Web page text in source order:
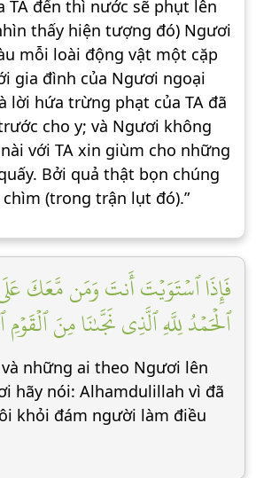
TA đến thì nước sẽ phụt lên
thấy hiện tượng đó) Ngươi
mỗi loài động vật một cặp
gia đình của Ngươi ngoại
lời hứa trừng phạt của TA đã
cho y; và Ngươi không
với TA xin giùm cho những
Bởi quả thật bọn chúng
(trong trận lụt đó).”
فَإِذَا ٱسۡتَوَيۡتَ أَنتَ وَمَن مَّعَكَ
ٱلۡحَمۡدُ لِلَّهِ ٱلَّذِي نَجَّىٰنَا مِنَ ٱلۡقَوۡمِ
những ai theo Ngươi lên
hãy nói: Alhamdulillah vì đã
khỏi đám người làm điều